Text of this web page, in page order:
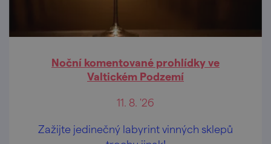
Noční komentované prohlídky ve
Valtickém Podzemí
11. 8. '26
Zažijte jedinečný labyrint vinných sklepů